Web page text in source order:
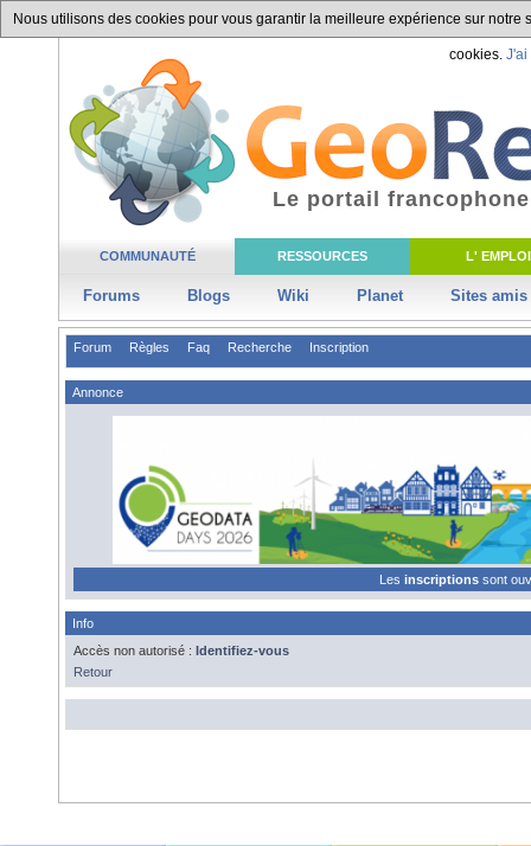
Nous utilisons des cookies pour vous garantir la meilleure expérience sur
cookies. J'ai
COMMUNAUTÉ RESSOURCES L' EMPLOI
Forums Blogs Wiki Planet Sites amis
Le portail
Forum Règles Faq Recherche Inscription
Annonce
Les inscriptions sont
Info
Accès non autorisé : Identifiez-vous
Retour